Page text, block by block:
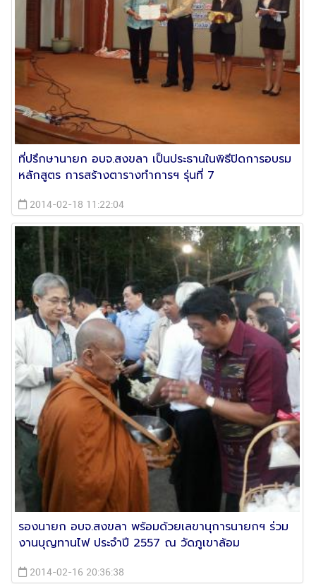
ที่ปรึกษานายก อบจ.สงขลา เป็นประธานในพิธีปิดการอบรม
หลักสูตร การสร้างตารางทำการฯ รุ่นที่ 7
2014-02-18 11:22:04
รองนายก อบจ.สงขลา พร้อมด้วยเลขานุการนายกฯ ร่วม
งานบุญทานไฟ ประจำปี 2557 ณ วัดภูเขาล้อม
2014-02-16 20:36:38